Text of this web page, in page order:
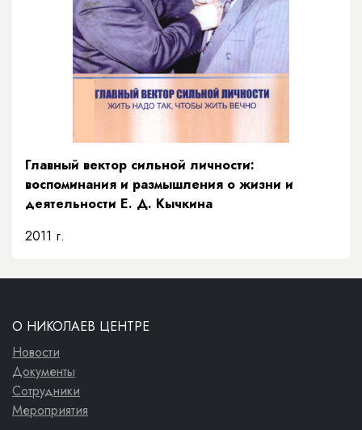
Главный вектор сильной личности:
воспоминания и размышления о жизни и
деятельности Е. Д. Кычкина
2011 г.
О НИКОЛАЕВ ЦЕНТРЕ
Новости
Документы
Сотрудники
Мероприятия